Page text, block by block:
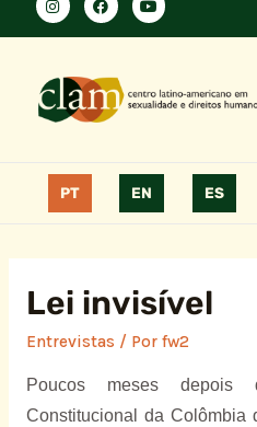
PT EN ES
Lei invisível
Entrevistas / Por fw2
Poucos meses
Constitucional da Colômbia